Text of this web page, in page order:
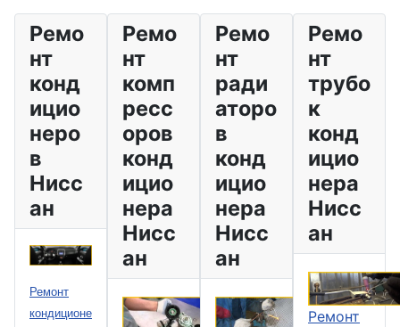
Ремо
нт
конд
ицио
неро
в
Нисс
ан
Ремонт
кондиционе
Ремо
нт
комп
ресс
оров
конд
ицио
нера
Нисс
ан
Ремо
нт
ради
аторо
в
конд
ицио
нера
Нисс
ан
Ремо
нт
трубо
к
конд
ицио
нера
Нисс
ан
Ремонт